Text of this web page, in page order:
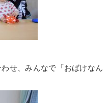
せ、みんなで「おばけなん